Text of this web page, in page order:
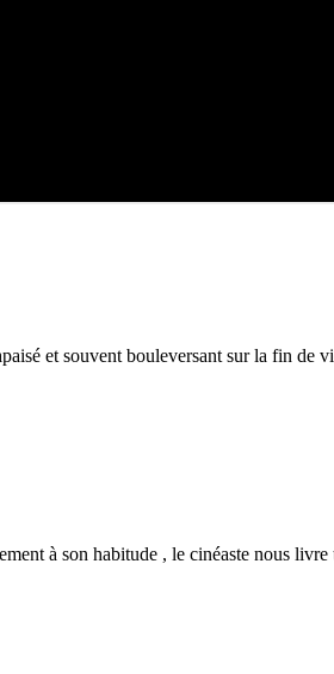
et souvent bouleversant sur la fin de
à son habitude , le cinéaste nous